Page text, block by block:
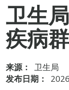
卫生
疾病
来源：
卫生局
发布日期：